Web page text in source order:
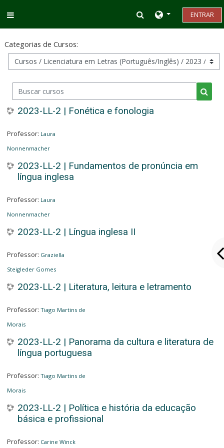
Alternar entrada
ENTRAR
Categorias de Cursos:
Buscar cursos
2023-LL-2 | Fonética e fonologia
Professor: Laura
Nonnenmacher
2023-LL-2 | Fundamentos de pronúncia em
língua inglesa
Professor: Laura
Nonnenmacher
2023-LL-2 | Língua inglesa II
Professor: Graziella
Steigleder Gomes
2023-LL-2 | Literatura, leitura e letramento
Professor: Tiago Martins de
Morais
2023-LL-2 | Panorama da cultura e literatura de
língua portuguesa
Professor: Tiago Martins de
Morais
2023-LL-2 | Política e história da educação
básica e profissional
Professor: Carine Winck